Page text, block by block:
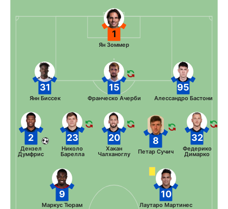
1
Ян Зоммер
95
Алессандро Бастони
15
Франческо Ачерби
31
Янн Биссек
32
Федерико
Димарко
8
Петар Сучич
20
Хакан
Чалханоглу
23
Николо
Барелла
2
Дензел
Думфрис
10
Лаутаро Мартинес
9
Маркус Тюрам